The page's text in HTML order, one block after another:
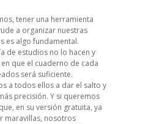
tener una herramienta
a organizar nuestras
es algo fundamental.
de estudios no lo hacen y
que el cuaderno de cada
será suficiente.
a todos ellos a dar el salto y
precisión. Y si queremos
en su versión gratuita, ya
maravillas, nosotros